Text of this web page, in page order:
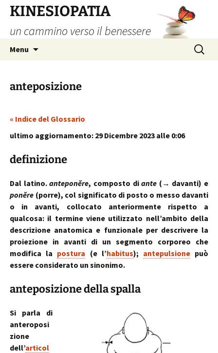
contenuto
KINESIOPATIA
un cammino verso il benessere
Menu
Ricerca
per:
anteposizione
« Indice del Glossario
ultimo aggiornamento: 29 Dicembre 2023 alle 0:06
definizione
Dal latino.anteponĕre, composto diante (→ davanti) e
ponĕre (porre), col significato di posto o messo davanti
o in avanti, collocato anteriormente rispetto a
qualcosa: il termine viene utilizzato nell’ambito della
descrizione anatomica e funzionale per descrivere la
proiezione in avanti di un segmento corporeo che
modifica la postura (e l’habitus); antepulsionepuò
essere considerato un sinonimo.
anteposizione della spalla
Si parla di
anteroposi
zione
dell’articol